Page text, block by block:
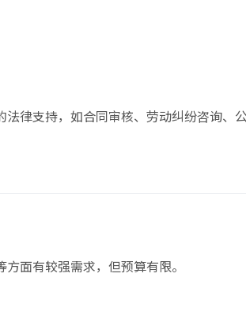
律支持，如合同审核、劳动纠纷咨询、
面有较强需求，但预算有限。